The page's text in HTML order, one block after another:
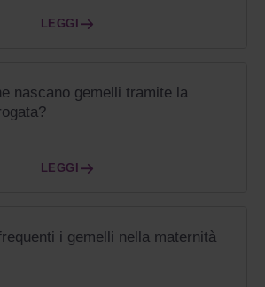
LEGGI
nascano gemelli tramite la
LEGGI
i gemelli nella maternità